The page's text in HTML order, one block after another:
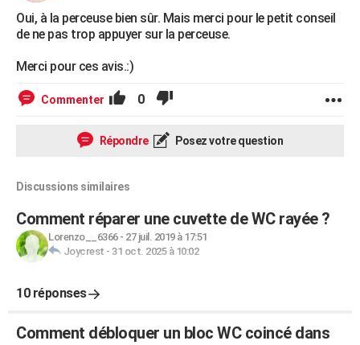
Oui, à la perceuse bien sûr. Mais merci pour le petit conseil
de ne pas trop appuyer sur la perceuse.
Merci pour ces avis.:)
Commenter 0
Répondre Posez votre question
Discussions similaires
Comment réparer une cuvette de WC rayée ?
Lorenzo__6366- 27 juil. 2019 à 17:51
Joycrest - 31 oct. 2025 à 10:02
10 réponses
Comment débloquer un bloc WC coincé dans